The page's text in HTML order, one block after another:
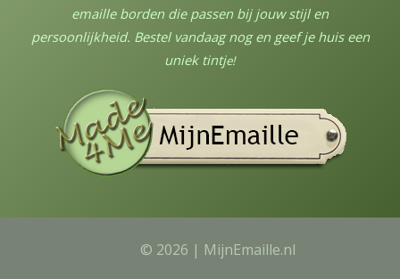
emaille borden die passen bij jouw stijl en
persoonlijkheid. Bestel vandaag nog en geef je huis een
uniek tintje!
© 2026 | MijnEmaille.nl